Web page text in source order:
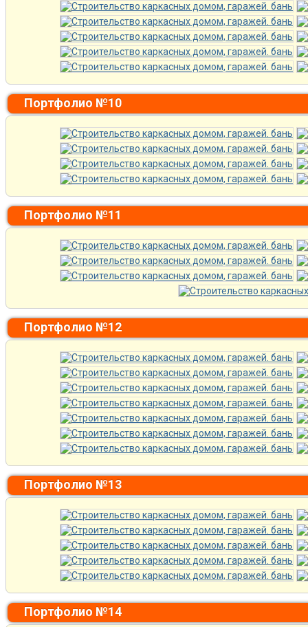
Портфолио №10
Портфолио №11
Портфолио №12
Портфолио №13
Портфолио №14